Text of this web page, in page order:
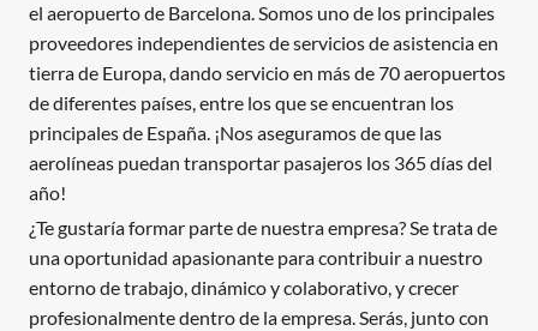
el aeropuerto de Barcelona. Somos uno de los principales
proveedores independientes de servicios de asistencia en
tierra de Europa, dando servicio en más de 70 aeropuertos
de diferentes países, entre los que se encuentran los
principales de España. ¡Nos aseguramos de que las
aerolíneas puedan transportar pasajeros los 365 días del
año!
¿Te gustaría formar parte de nuestra empresa? Se trata de
una oportunidad apasionante para contribuir a nuestro
entorno de trabajo, dinámico y colaborativo, y crecer
profesionalmente dentro de la empresa. Serás, junto con